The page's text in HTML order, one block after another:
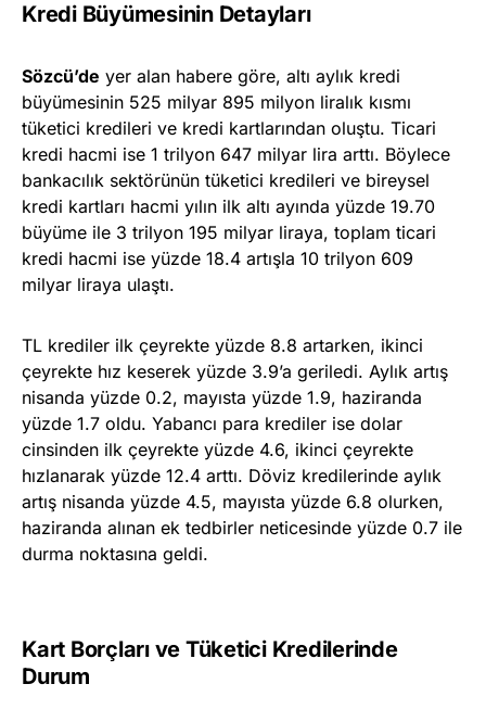
Kredi Büyümesinin Detayları
Sözcü’de yer alan habere göre, altı aylık kredi
büyümesinin 525 milyar 895 milyon liralık kısmı
tüketici kredileri ve kredi kartlarından oluştu. Ticari
kredi hacmi ise 1 trilyon 647 milyar lira arttı. Böylece
bankacılık sektörünün tüketici kredileri ve bireysel
kredi kartları hacmi yılın ilk altı ayında yüzde 19.70
büyüme ile 3 trilyon 195 milyar liraya, toplam ticari
kredi hacmi ise yüzde 18.4 artışla 10 trilyon 609
milyar liraya ulaştı.
TL krediler ilk çeyrekte yüzde 8.8 artarken, ikinci
çeyrekte hız keserek yüzde 3.9’a geriledi. Aylık artış
nisanda yüzde 0.2, mayısta yüzde 1.9, haziranda
yüzde 1.7 oldu. Yabancı para krediler ise dolar
cinsinden ilk çeyrekte yüzde 4.6, ikinci çeyrekte
hızlanarak yüzde 12.4 arttı. Döviz kredilerinde aylık
artış nisanda yüzde 4.5, mayısta yüzde 6.8 olurken,
haziranda alınan ek tedbirler neticesinde yüzde 0.7 ile
durma noktasına geldi.
Kart Borçları ve Tüketici Kredilerinde
Durum